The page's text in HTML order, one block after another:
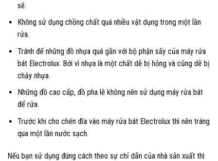
sẽ.
Không sử dụng chồng chất quá nhiều vật dụng trong một lần
rửa.
Tránh để những đồ nhựa quá gần với bộ phận sấy của máy rửa
bát Electrolux. Bởi vì nhựa là một chất dễ bị hỏng và cũng dễ bị
chảy nhựa.
Những đồ cao cấp, đồ pha lê không nên sử dụng máy rửa bát
để rửa.
Trước khi cho chén đĩa vào máy rửa bát Electrolux thì nên tráng
qua một lần nước sạch.
Nếu bạn sử dụng đúng cách theo sự chỉ dẫn của nhà sản xuất thì